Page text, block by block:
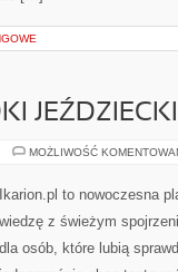
MOŻLIWOŚĆ
Ikarion.pl to nowoczesna
wiedzę z świeżym
dla osób, które lubią